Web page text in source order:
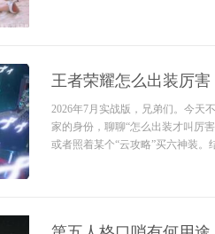
王者荣耀怎么出装厉
2026年7月实战版，兄弟们。今天
家的身份，聊聊“怎么出装才叫厉
或者照着某个“云攻略”买六神装